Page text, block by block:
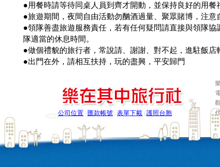
●用餐時請等待同桌人員到齊才開動，並保持良好的用
●旅遊期間，夜間自由活動勿酗酒過量、聚眾賭博，注意
●領隊善盡旅遊服務責任，若有任何疑問請直接與領隊
隊適當的休息時間。
●做個禮貌的旅行者，常說請、謝謝、對不起，進駐飯
●出門在外，請相互扶持，玩的盡興，平安歸門
公司位置 匯款帳號 表單下載 |護照台胞